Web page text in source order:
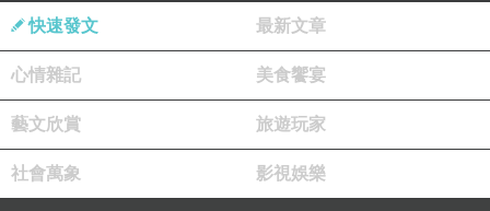
只能自我安慰，事情沒有圓滿，堅持有其盡
漏處處有。
想用簡單的方式理解易經，可以上網去看《尋龍
訣》這部電影。
快速發文 最新文章
心情雜記 美食饗宴
藝文欣賞 旅遊玩家
社會萬象 影視娛樂